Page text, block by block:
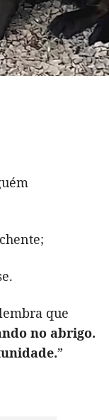
que
no abrigo.
”